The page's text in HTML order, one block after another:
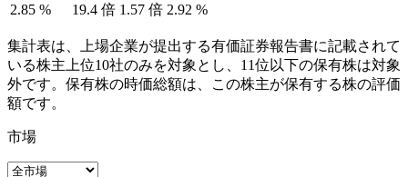
2.85 % 19.4 倍 1.57 倍 2.92 %
集計表は、上場企業が提出する有価証券報告書に記載されて
いる株主上位10社のみを対象とし、11位以下の保有株は対象
外です。保有株の時価総額は、この株主が保有する株の評価
額です。
市場